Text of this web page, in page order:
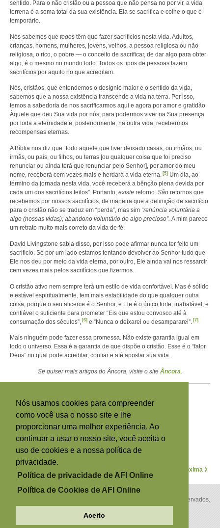
sentido. Para o não cristão ou a pessoa que não pensa no por vir, a vida
terrena é a soma total da sua existência. Ela se sacrifica e colhe o que é
temporário.
Nós sabemos que todos têm que fazer sacrifícios nesta vida. Adultos,
crianças, homens, mulheres, jovens, velhos, a pessoa religiosa ou não
religiosa, o rico, o pobre — o conceito de sacrificar, de dar algo para obter
algo, é o mesmo no mundo todo. Todos os tipos de pessoas fazem
sacrifícios por aquilo no que acreditam.
Nós, cristãos, que entendemos o desígnio maior e o sentido da vida,
sabemos que a nossa existência transcende a vida na terra. Por isso,
temos a sabedoria de nos sacrificarmos aqui e agora por amor e gratidão
Àquele que deu Sua vida por nós, para podermos viver na Sua presença
por toda a eternidade e, posteriormente, na outra vida, recebermos
recompensas eternas.
A Bíblia nos diz que “todo aquele que tiver deixado casas, ou irmãos, ou
irmãs, ou pais, ou filhos, ou terras [ou qualquer coisa que foi preciso
renunciar ou ainda terá que renunciar pelo Senhor], por amor do meu
nome, receberá cem vezes mais e herdará a vida eterna. [5]Um dia, ao
término da jornada nesta vida, você receberá a bênção plena devida por
cada um dos sacrifícios feitos”. Portanto, existe retorno. São retornos que
recebemos por nossos sacrifícios, de maneira que a definição de sacrifício
para o cristão não se traduz em “perda”, mas sim “renúncia voluntária a
algo (nossas vidas); abandono voluntário de algo precioso”. A mim parece
um retrato muito mais correto da vida de fé.
David Livingstone sabia disso, por isso pode afirmar nunca ter feito um
sacrifício. Se por um lado estamos tentando devolver ao Senhor tudo que
Ele nos deu por meio da vida eterna, por outro, Ele ainda vai nos ressarcir
cem vezes mais pelos sacrifícios que fizermos.
O cristão ativo nem sempre terá um estilo de vida confortável. Mas é sólido
e estável espiritualmente, tem mais estabilidade do que qualquer outra
coisa, porque o seu alicerce é o Senhor, e Ele é o único forte, inabalável, e
confiável o suficiente para prometer “Eis que estou convosco até à
consumação dos séculos”, [6]e “Nunca o deixarei ou desampararei”. [7]
Mais ninguém pode fazer essa promessa. Não existe garantia igual em
todo o universo. Essa é a garantia de que dispõe o cristão. Esse é o “fator
Deus” no qual pode acreditar, confiar e até apostar sua vida.
Se quiser mais artigos do Âncora, visite o site Âncora.
2 Samuel 24:24.
João 6:68.
2 Timóteo 2:3.
Mateus 19:29.
Próxima 》
Copyright © 2026 por A Família Internacional. Todos os direitos reservados.
Política de privacidade
Política de Cookies
Back to Top
Nós usamos cookies para compreender
como você usa o nosso site e lhe
proporcionar uma melhor experiência. Ao
continuar a usar o nosso site, você aceita o
uso de cookies e a nossa política de
privacidade.
Política de privacidade de AFI Online
Política de Cookies de AFI Online
Aceito